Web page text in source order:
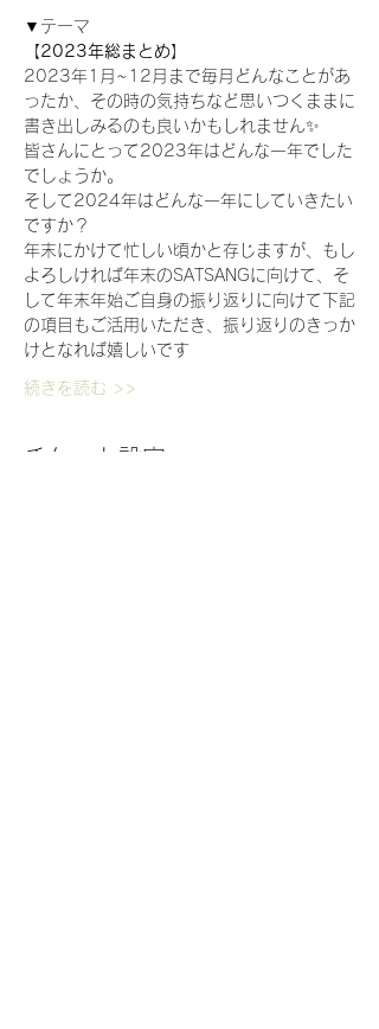
▼テーマ
【2023年総まとめ】
2023年1月~12月まで毎月どんなことがあ
ったか、その時の気持ちなど思いつくままに
書き出しみるのも良いかもしれません✨
皆さんにとって2023年はどんな一年でした
でしょうか。
そして2024年はどんな一年にしていきたい
ですか？
年末にかけて忙しい頃かと存じますが、もし
よろしければ年末のSATSANGに向けて、そ
して年末年始ご自身の振り返りに向けて下記
の項目もご活用いただき、振り返りのきっか
けとなれば嬉しいです
続きを読む >>
チケット設定